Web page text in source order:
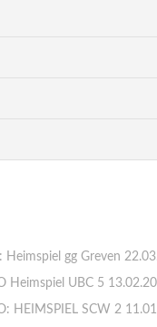
Heimspiel gg Greven
Heimspiel UBC 5
HEIMSPIEL SCW 2